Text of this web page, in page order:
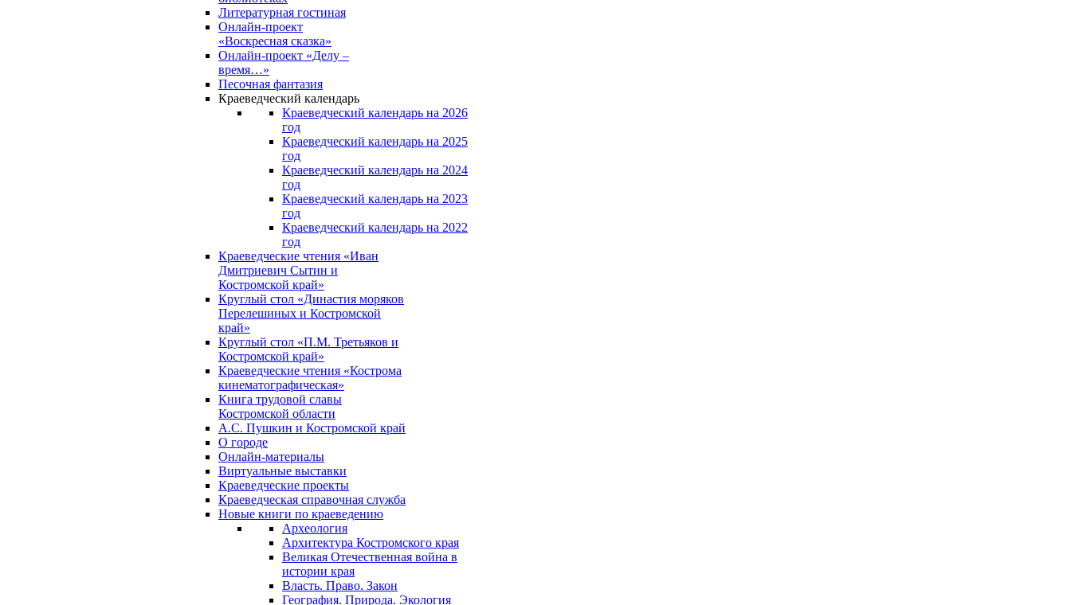
Литературная гостиная
Онлайн-проект
«Воскресная сказка»
Онлайн-проект «Делу –
время…»
Песочная фантазия
Краеведческий календарь
Краеведческий календарь на 2026
год
Краеведческий календарь на 2025
год
Краеведческий календарь на 2024
год
Краеведческий календарь на 2023
год
Краеведческий календарь на 2022
год
Краеведческие чтения «Иван
Дмитриевич Сытин и
Костромской край»
Круглый стол «Династия моряков
Перелешиных и Костромской
край»
Круглый стол «П.М. Третьяков и
Костромской край»
Краеведческие чтения «Кострома
кинематографическая»
Книга трудовой славы
Костромской области
А.С. Пушкин и Костромской край
О городе
Онлайн-материалы
Виртуальные выставки
Краеведческие проекты
Краеведческая справочная служба
Новые книги по краеведению
Археология
Архитектура Костромского края
Великая Отечественная война в
истории края
Власть. Право. Закон
География. Природа. Экология